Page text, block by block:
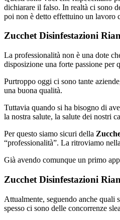
dichiarare il falso. In realtà ci sono
poi non è detto effettuino un lavoro
Zucchet Disinfestazioni
La professionalità non è una dote
disposizione una forte passione per
Purtroppo oggi ci sono tante
una buona qualità.
Tuttavia quando si ha bisogno di
la nostra salute, la salute dei nostri
Per questo siamo sicuri della
“professionalità”. La ritroviamo
Già avendo comunque un primo
Zucchet Disinfestazioni
Attualmente, seguendo anche quali
spesso ci sono delle concorrenze